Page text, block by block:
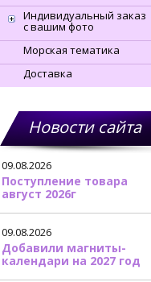
Индивидуальный заказ
с вашим фото
Морская тематика
Доставка
Новости сайта
09.08.2026
Поступление товара
август 2026г
09.08.2026
Добавили магниты-
календари на 2027 год